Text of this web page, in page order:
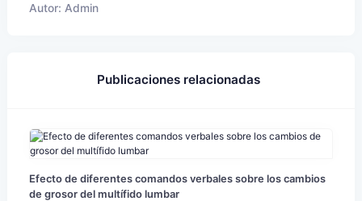
Autor: Admin
Publicaciones relacionadas
Efecto de diferentes comandos verbales sobre los cambios
de grosor del multífido lumbar